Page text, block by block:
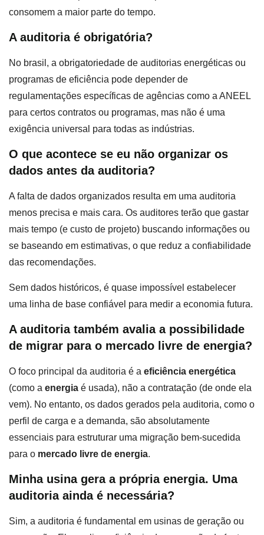
consomem a maior parte do tempo.
A auditoria é obrigatória?
No brasil, a obrigatoriedade de auditorias energéticas ou
programas de eficiência pode depender de
regulamentações específicas de agências como a ANEEL
para certos contratos ou programas, mas não é uma
exigência universal para todas as indústrias.
O que acontece se eu não organizar os
dados antes da auditoria?
A falta de dados organizados resulta em uma auditoria
menos precisa e mais cara. Os auditores terão que gastar
mais tempo (e custo de projeto) buscando informações ou
se baseando em estimativas, o que reduz a confiabilidade
das recomendações.
Sem dados históricos, é quase impossível estabelecer
uma linha de base confiável para medir a economia futura.
A auditoria também avalia a possibilidade
de migrar para o mercado livre de energia?
O foco principal da auditoria é a eficiência energética
(como a energia é usada), não a contratação (de onde ela
vem). No entanto, os dados gerados pela auditoria, como o
perfil de carga e a demanda, são absolutamente
essenciais para estruturar uma migração bem-sucedida
para o mercado livre de energia.
Minha usina gera a própria energia. Uma
auditoria ainda é necessária?
Sim, a auditoria é fundamental em usinas de geração ou